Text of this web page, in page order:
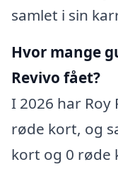
samlet i sin
Hvor mange
Revivo fået?
I 2026 har Roy
røde kort, og
kort og 0 røde